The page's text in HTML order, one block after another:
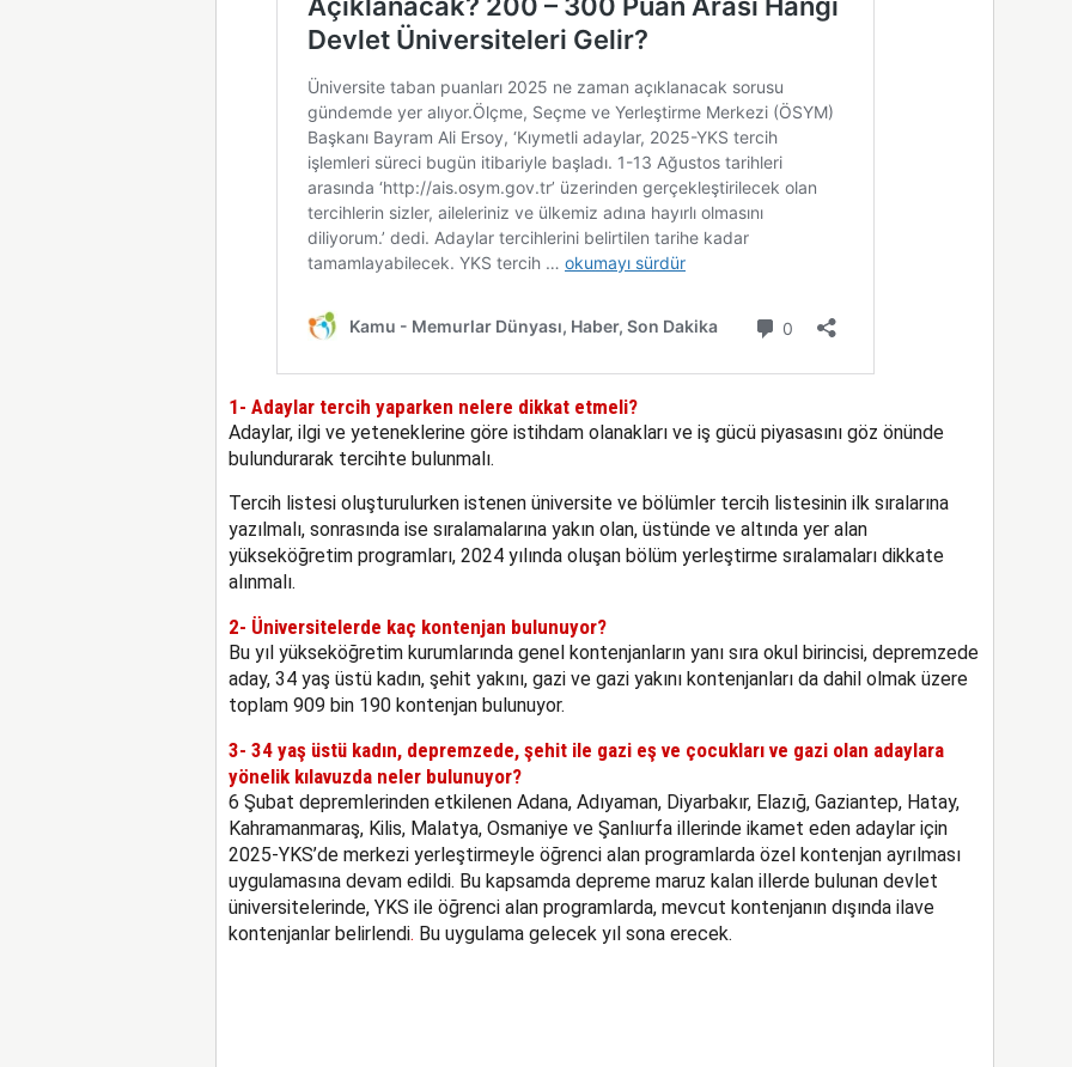
1- Adaylar tercih yaparken nelere dikkat etmeli?
Adaylar, ilgi ve yeteneklerine göre istihdam olanakları ve iş gücü piyasasını göz önünde
bulundurarak tercihte bulunmalı.
Tercih listesi oluşturulurken istenen üniversite ve bölümler tercih listesinin ilk sıralarına
yazılmalı, sonrasında ise sıralamalarına yakın olan, üstünde ve altında yer alan
yükseköğretim programları, 2024 yılında oluşan bölüm yerleştirme sıralamaları dikkate
alınmalı.
2- Üniversitelerde kaç kontenjan bulunuyor?
Bu yıl yükseköğretim kurumlarında genel kontenjanların yanı sıra okul birincisi, depremzede
aday, 34 yaş üstü kadın, şehit yakını, gazi ve gazi yakını kontenjanları da dahil olmak üzere
toplam 909 bin 190 kontenjan bulunuyor.
3- 34 yaş üstü kadın, depremzede, şehit ile gazi eş ve çocukları ve gazi olan adaylara
yönelik kılavuzda neler bulunuyor?
6 Şubat depremlerinden etkilenen Adana, Adıyaman, Diyarbakır, Elazığ, Gaziantep, Hatay,
Kahramanmaraş, Kilis, Malatya, Osmaniye ve Şanlıurfa illerinde ikamet eden adaylar için
2025-YKS’de merkezi yerleştirmeyle öğrenci alan programlarda özel kontenjan ayrılması
uygulamasına devam edildi. Bu kapsamda depreme maruz kalan illerde bulunan devlet
üniversitelerinde, YKS ile öğrenci alan programlarda, mevcut kontenjanın dışında ilave
kontenjanlar belirlendi. Bu uygulama gelecek yıl sona erecek.